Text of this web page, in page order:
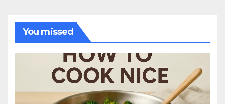
You missed